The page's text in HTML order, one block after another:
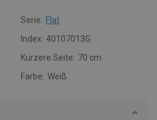
Serie: Flat
Index: 40107013G
Kürzere Seite: 70 cm
Farbe: Weiß